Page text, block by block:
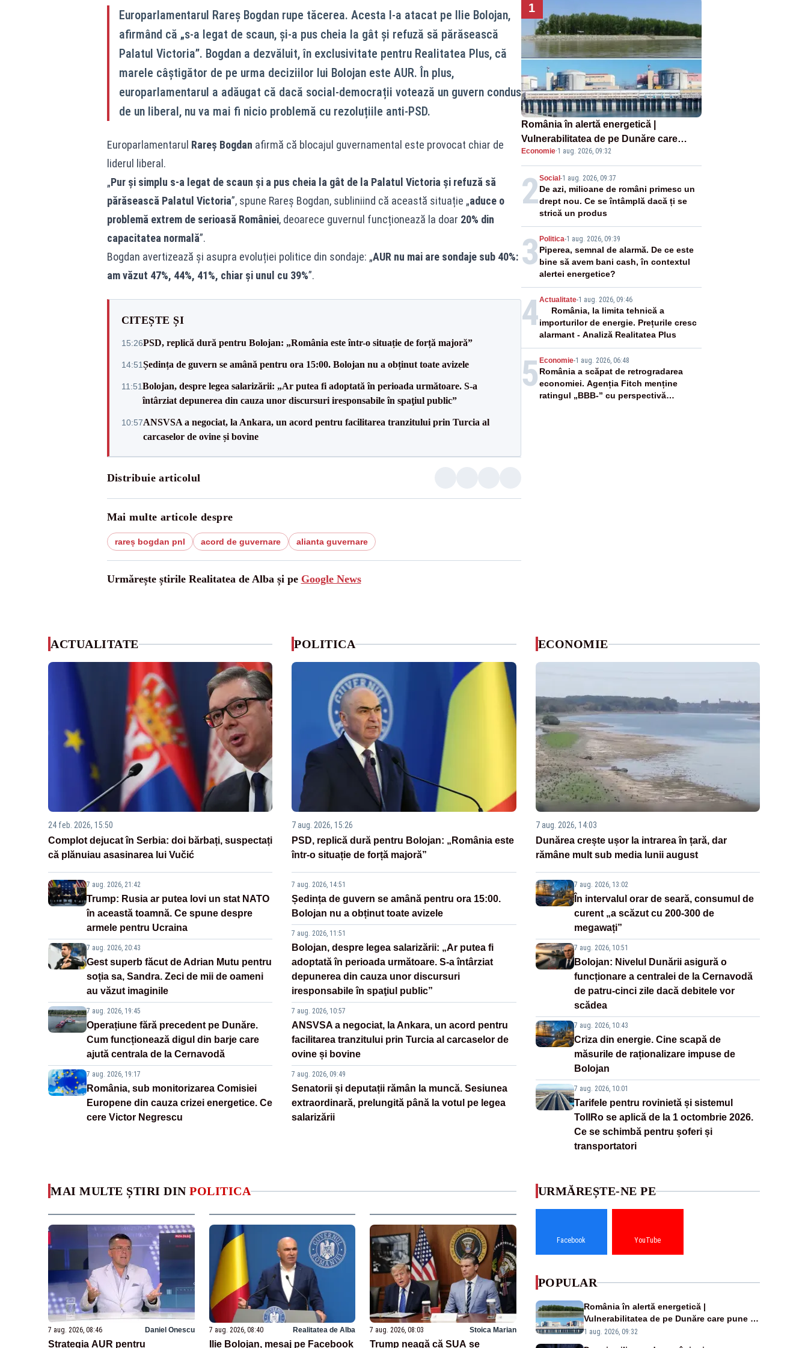
Europarlamentarul Rareș Bogdan rupe tăcerea. Acesta l-a atacat pe Ilie Bolojan,
afirmând că „s-a legat de scaun, și-a pus cheia la gât și refuză să părăsească
Palatul Victoria”. Bogdan a dezvăluit, în exclusivitate pentru Realitatea Plus, că
marele câștigător de pe urma deciziilor lui Bolojan este AUR. În plus,
europarlamentarul a adăugat că dacă social-democrații votează un guvern condus
de un liberal, nu va mai fi nicio problemă cu rezoluțiile anti-PSD.
Europarlamentarul Rareș Bogdan afirmă că blocajul guvernamental este provocat chiar de
liderul liberal.
„Pur și simplu s-a legat de scaun și a pus cheia la gât de la Palatul Victoria și refuză să
părăsească Palatul Victoria”, spune Rareș Bogdan, subliniind că această situație „aduce o
problemă extrem de serioasă României, deoarece guvernul funcționează la doar 20% din
capacitatea normală”.
Bogdan avertizează și asupra evoluției politice din sondaje: „AUR nu mai are sondaje sub 40%:
am văzut 47%, 44%, 41%, chiar și unul cu 39%”.
CITEȘTE ȘI
15:26PSD, replică dură pentru Bolojan: „România este într-o situație de forță majoră”
14:51Ședința de guvern se amână pentru ora 15:00. Bolojan nu a obținut toate avizele
11:51Bolojan, despre legea salarizării: „Ar putea fi adoptată în perioada următoare. S-a
întârziat depunerea din cauza unor discursuri iresponsabile în spaţiul public”
10:57ANSVSA a negociat, la Ankara, un acord pentru facilitarea tranzitului prin Turcia al
carcaselor de ovine și bovine
Distribuie articolul
Mai multe articole despre
rareș bogdan pnl acord de guvernare alianta guvernare
Urmărește știrile Realitatea de Alba și pe Google News
1
România în alertă energetică |
Vulnerabilitatea de pe Dunăre care
pune în pericol Centrala Cernavodă era
cunoscută de pe vremea lui Ceaușescu
Economie·1 aug. 2026, 09:32
2Social -1 aug. 2026, 09:37
De azi, milioane de români primesc un
drept nou. Ce se întâmplă dacă ți se
strică un produs
3 Politica-1 aug. 2026, 09:39
Piperea, semnal de alarmă. De ce este
bine să avem bani cash, în contextul
alertei energetice?
4Actualitate-1 aug. 2026, 09:46
România, la limita tehnică a
importurilor de energie. Prețurile cresc
alarmant - Analiză Realitatea Plus
5 Economie-1 aug. 2026, 06:48
România a scăpat de retrogradarea
economiei. Agenția Fitch menține
ratingul „BBB-” cu perspectivă
ACTUALITATE
24 feb. 2026, 15:50
Complot dejucat în Serbia: doi bărbați, suspectați
că plănuiau asasinarea lui Vučić
7 aug. 2026, 21:42
Trump: Rusia ar putea lovi un stat NATO
în această toamnă. Ce spune despre
armele pentru Ucraina
7 aug. 2026, 20:43
Gest superb făcut de Adrian Mutu pentru
soția sa, Sandra. Zeci de mii de oameni
au văzut imaginile
7 aug. 2026, 19:45
Operațiune fără precedent pe Dunăre.
Cum funcționează digul din barje care
ajută centrala de la Cernavodă
7 aug. 2026, 19:17
România, sub monitorizarea Comisiei
Europene din cauza crizei energetice. Ce
cere Victor Negrescu
POLITICA
7 aug. 2026, 15:26
PSD, replică dură pentru Bolojan: „România este
într-o situație de forță majoră”
7 aug. 2026, 14:51
Ședința de guvern se amână pentru ora 15:00.
Bolojan nu a obținut toate avizele
7 aug. 2026, 11:51
Bolojan, despre legea salarizării: „Ar putea fi
adoptată în perioada următoare. S-a întârziat
depunerea din cauza unor discursuri
iresponsabile în spaţiul public”
7 aug. 2026, 10:57
ANSVSA a negociat, la Ankara, un acord pentru
facilitarea tranzitului prin Turcia al carcaselor de
ovine și bovine
7 aug. 2026, 09:49
Senatorii și deputații rămân la muncă. Sesiunea
extraordinară, prelungită până la votul pe legea
salarizării
ECONOMIE
7 aug. 2026, 14:03
Dunărea crește ușor la intrarea în țară, dar
rămâne mult sub media lunii august
7 aug. 2026, 13:02
În intervalul orar de seară, consumul de
curent „a scăzut cu 200-300 de
megawați”
7 aug. 2026, 10:51
Bolojan: Nivelul Dunării asigură o
funcționare a centralei de la Cernavodă
de patru-cinci zile dacă debitele vor
scădea
7 aug. 2026, 10:43
Criza din energie. Cine scapă de
măsurile de raționalizare impuse de
Bolojan
7 aug. 2026, 10:01
Tarifele pentru rovinietă și sistemul
TollRo se aplică de la 1 octombrie 2026.
Ce se schimbă pentru șoferi și
transportatori
MAI MULTE ȘTIRI DIN POLITICA
7 aug. 2026, 08:46 Daniel Onescu
Strategia AUR pentru
7 aug. 2026, 08:40 Realitatea de Alba
Ilie Bolojan, mesaj pe Facebook
7 aug. 2026, 08:03 Stoica Marian
Trump neagă că SUA se
URMĂREȘTE-NE PE
Facebook YouTube
POPULAR
România în alertă energetică |
Vulnerabilitatea de pe Dunăre care pune în
pericol Centrala Cernavodă era cunoscută
1 aug. 2026, 09:32